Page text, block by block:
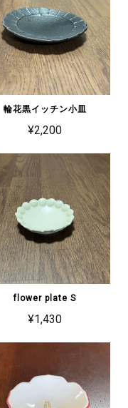
輪花黒イッチン小皿
¥2,200
flower plate S
¥1,430